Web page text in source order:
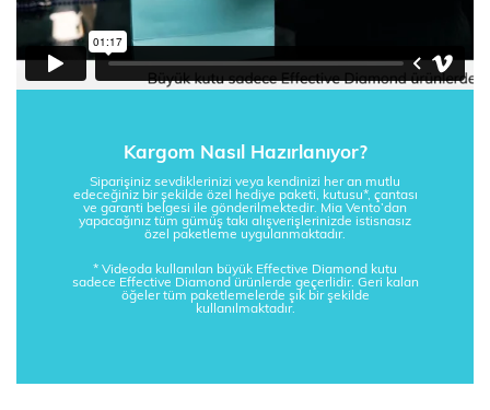
Kargom Nasıl Hazırlanıyor?
Siparişiniz sevdiklerinizi veya kendinizi her an mutlu
edeceğiniz bir şekilde özel hediye paketi, kutusu*, çantası
ve garanti belgesi ile gönderilmektedir. Mia Vento’dan
yapacağınız tüm gümüş takı alışverişlerinizde istisnasız
özel paketleme uygulanmaktadır.
* Videoda kullanılan büyük Effective Diamond kutu
sadece Effective Diamond ürünlerde geçerlidir. Geri kalan
öğeler tüm paketlemelerde şık bir şekilde
kullanılmaktadır.